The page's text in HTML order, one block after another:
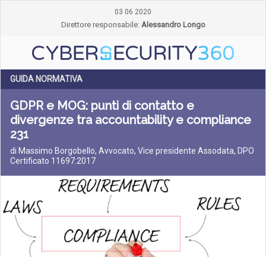
03 06 2020
Direttore responsabile: Alessandro Longo
GUIDA NORMATIVA
GDPR e MOG: punti di contatto e
divergenze tra accountability e compliance
231
di Massimo Borgobello, Avvocato, Vice presidente Assodata, DPO
Certificato 11697:2017